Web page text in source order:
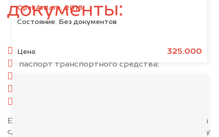
Opel Antara, 2018
Состояние: Без документов
Цена: 325.000
документы:
паспорт гражданина РФ;
паспорт транспортного средства;
Если у вас нет всех документов, то наши юристы
сделают всё возможное, чтобы оформить сделку